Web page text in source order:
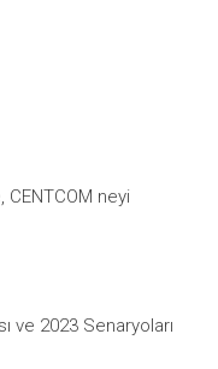
neyi
ve 2023 Senaryoları